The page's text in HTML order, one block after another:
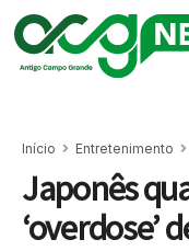
Início Entretenimento
Japonês
‘overdose’